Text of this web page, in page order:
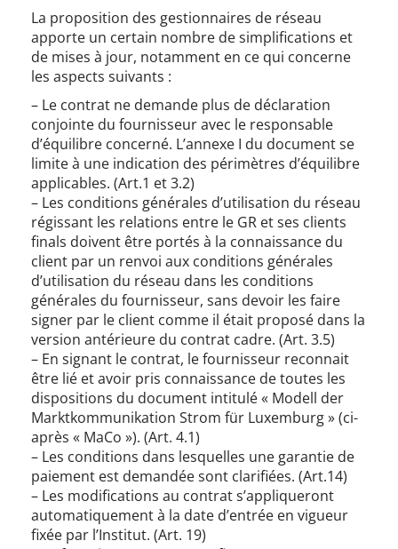
La proposition des gestionnaires de réseau
apporte un certain nombre de simplifications et
de mises à jour, notamment en ce qui concerne
les aspects suivants :
– Le contrat ne demande plus de déclaration
conjointe du fournisseur avec le responsable
d’équilibre concerné. L’annexe I du document se
limite à une indication des périmètres d’équilibre
applicables. (Art.1 et 3.2)
– Les conditions générales d’utilisation du réseau
régissant les relations entre le GR et ses clients
finals doivent être portés à la connaissance du
client par un renvoi aux conditions générales
d’utilisation du réseau dans les conditions
générales du fournisseur, sans devoir les faire
signer par le client comme il était proposé dans la
version antérieure du contrat cadre. (Art. 3.5)
– En signant le contrat, le fournisseur reconnait
être lié et avoir pris connaissance de toutes les
dispositions du document intitulé « Modell der
Marktkommunikation Strom für Luxemburg » (ci-
après « MaCo »). (Art. 4.1)
– Les conditions dans lesquelles une garantie de
paiement est demandée sont clarifiées. (Art.14)
– Les modifications au contrat s’appliqueront
automatiquement à la date d’entrée en vigueur
fixée par l’Institut. (Art. 19)